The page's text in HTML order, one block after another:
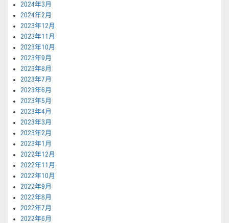
2024年3月
2024年2月
2023年12月
2023年11月
2023年10月
2023年9月
2023年8月
2023年7月
2023年6月
2023年5月
2023年4月
2023年3月
2023年2月
2023年1月
2022年12月
2022年11月
2022年10月
2022年9月
2022年8月
2022年7月
2022年6月